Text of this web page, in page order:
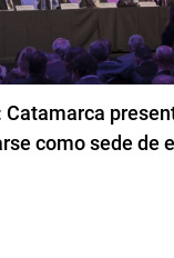
Catamarca
como sede de